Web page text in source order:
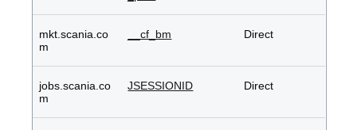
mkt.scania.co
m
__cf_bm Direct
jobs.scania.co
m
JSESSIONID Direct